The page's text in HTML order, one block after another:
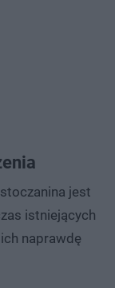
jest
istniejących
naprawdę